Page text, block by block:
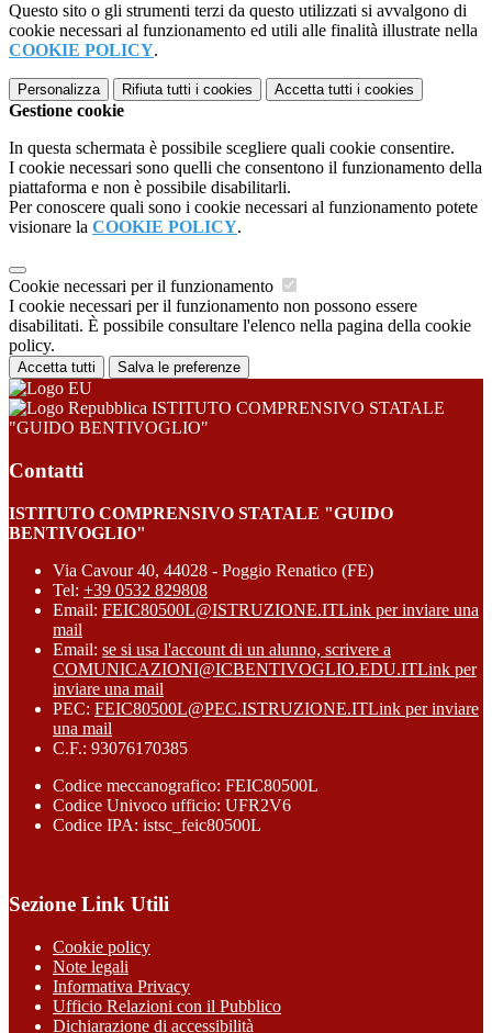
Questo sito o gli strumenti terzi da questo utilizzati si avvalgono di
cookie necessari al funzionamento ed utili alle finalità illustrate nella
COOKIE POLICY.
Personalizza Rifiuta tutti i cookies Accetta tutti i cookies
Gestione cookie
In questa schermata è possibile scegliere quali cookie consentire.
I cookie necessari sono quelli che consentono il funzionamento della
piattaforma e non è possibile disabilitarli.
Per conoscere quali sono i cookie necessari al funzionamento potete
visionare la COOKIE POLICY.
Cookie necessari per il funzionamento
I cookie necessari per il funzionamento non possono essere
disabilitati. È possibile consultare l'elenco nella pagina della cookie
policy.
Accetta tutti Salva le preferenze
ISTITUTO COMPRENSIVO STATALE
"GUIDO BENTIVOGLIO"
Contatti
ISTITUTO COMPRENSIVO STATALE "GUIDO
BENTIVOGLIO"
Via Cavour 40, 44028 - Poggio Renatico (FE)
Tel: +39 0532 829808
Email: FEIC80500L@ISTRUZIONE.ITLink per inviare una
mail
Email: se si usa l'account di un alunno, scrivere a
COMUNICAZIONI@ICBENTIVOGLIO.EDU.ITLink per
inviare una mail
PEC: FEIC80500L@PEC.ISTRUZIONE.ITLink per inviare
una mail
C.F.: 93076170385
Codice meccanografico: FEIC80500L
Codice Univoco ufficio: UFR2V6
Codice IPA: istsc_feic80500L
Sezione Link Utili
Cookie policy
Note legali
Informativa Privacy
Ufficio Relazioni con il Pubblico
Dichiarazione di accessibilità